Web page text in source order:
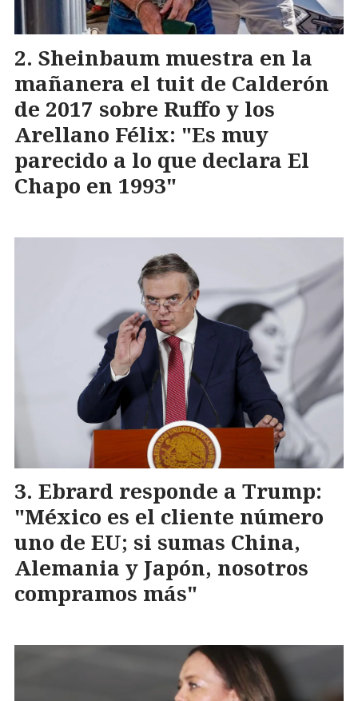
Sheinbaum muestra en la
mañanera el tuit de Calderón
de 2017 sobre Ruffo y los
Arellano Félix: "Es muy
parecido a lo que declara El
Chapo en 1993"
Ebrard responde a Trump:
"México es el cliente número
uno de EU; si sumas China,
Alemania y Japón, nosotros
compramos más"